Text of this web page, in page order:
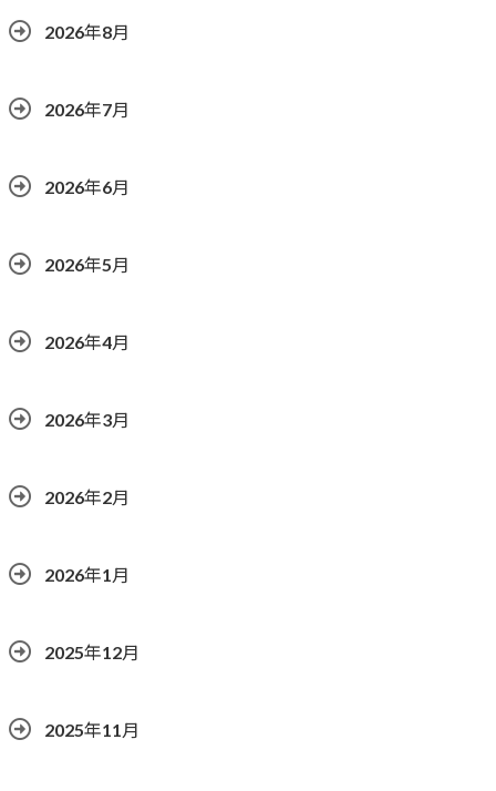
2026年8月
2026年7月
2026年6月
2026年5月
2026年4月
2026年3月
2026年2月
2026年1月
2025年12月
2025年11月